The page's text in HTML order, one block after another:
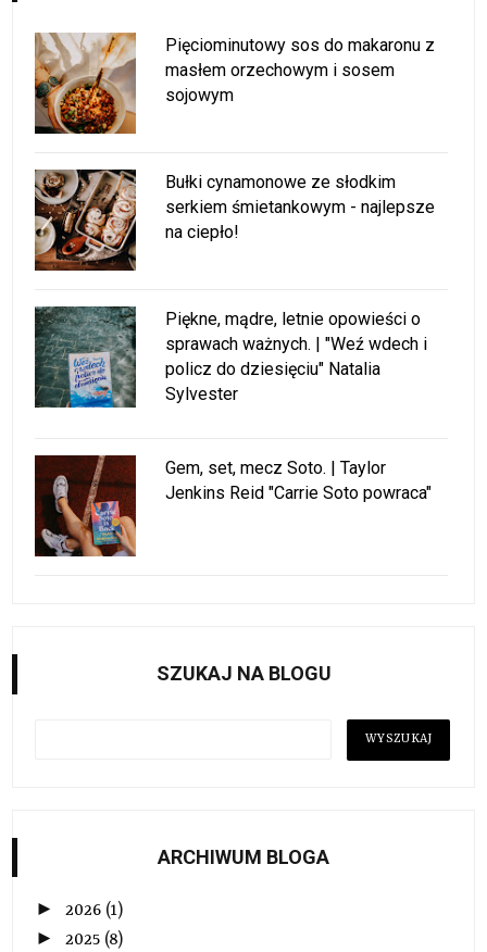
Pięciominutowy sos do makaronu z
masłem orzechowym i sosem
sojowym
Bułki cynamonowe ze słodkim
serkiem śmietankowym - najlepsze
na ciepło!
Piękne, mądre, letnie opowieści o
sprawach ważnych. | "Weź wdech i
policz do dziesięciu" Natalia
Sylvester
Gem, set, mecz Soto. | Taylor
Jenkins Reid "Carrie Soto powraca"
SZUKAJ NA BLOGU
ARCHIWUM BLOGA
► 2026 (1)
►2025 (8)